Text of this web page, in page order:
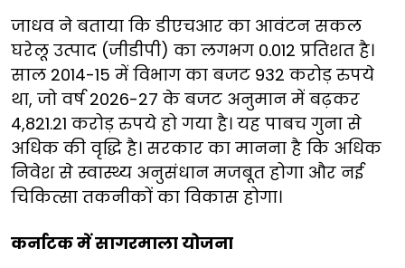
जाधव ने बताया कि डीएचआर का आवंटन सकल
घरेलू उत्पाद (जीडीपी) का लगभग 0.012 प्रतिशत है।
साल 2014-15 में विभाग का बजट 932 करोड़ रुपये
था, जो वर्ष 2026-27 के बजट अनुमान में बढ़कर
4,821.21 करोड़ रुपये हो गया है। यह पाबच गुना से
अधिक की वृद्धि है। सरकार का मानना है कि अधिक
निवेश से स्वास्थ्य अनुसंधान मजबूत होगा और नई
चिकित्सा तकनीकों का विकास होगा।
कर्नाटक में सागरमाला योजना